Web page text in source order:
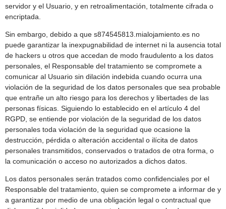
servidor y el Usuario, y en retroalimentación, totalmente cifrada o
encriptada.
Sin embargo, debido a que s874545813.mialojamiento.es no
puede garantizar la inexpugnabilidad de internet ni la ausencia total
de hackers u otros que accedan de modo fraudulento a los datos
personales, el Responsable del tratamiento se compromete a
comunicar al Usuario sin dilación indebida cuando ocurra una
violación de la seguridad de los datos personales que sea probable
que entrañe un alto riesgo para los derechos y libertades de las
personas físicas. Siguiendo lo establecido en el artículo 4 del
RGPD, se entiende por violación de la seguridad de los datos
personales toda violación de la seguridad que ocasione la
destrucción, pérdida o alteración accidental o ilícita de datos
personales transmitidos, conservados o tratados de otra forma, o
la comunicación o acceso no autorizados a dichos datos.
Los datos personales serán tratados como confidenciales por el
Responsable del tratamiento, quien se compromete a informar de y
a garantizar por medio de una obligación legal o contractual que